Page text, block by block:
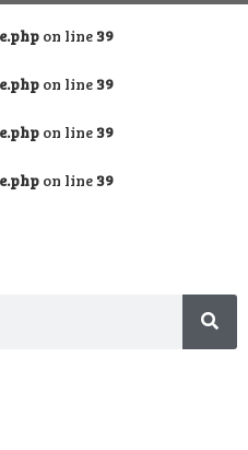
on line 39
on line 39
on line 39
on line 39